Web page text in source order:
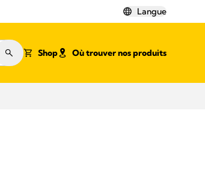
Langue
Shop Où trouver nos produits